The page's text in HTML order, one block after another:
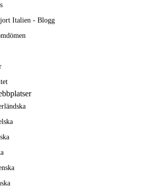
Italien - Blogg